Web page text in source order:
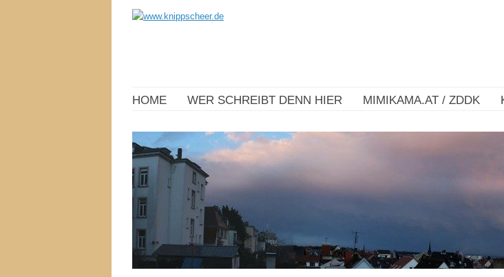
HOME WER SCHREIBT DENN HIER MIMIKAMA.AT / ZDDK